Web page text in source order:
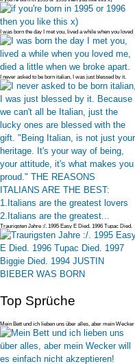
I was born the day I met you, lived a while when you loved
me, died a li
I never asked to be born italian, I was just blessed by it.
Because we c
Traurigsten Jahre :/. 1995 Easy E Died. 1996 Tupac Died.
1997 Biggie Die
Top Sprüche
Mein Bett und ich lieben uns über alles, aber mein Wecker
will es einfac